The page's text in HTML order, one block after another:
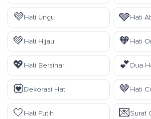
💜Hati Ungu 🩶Hati
💚Hati Hijau 🧡Hati
💖Hati Bersinar 💕Dua
💟Dekorasi Hati 🤎Hati
🤍Hati Putih 💌Surat